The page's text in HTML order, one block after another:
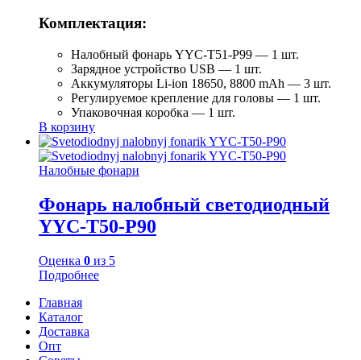
Комплектация:
Налобный фонарь YYC-T51-P99 — 1 шт.
Зарядное устройство USB — 1 шт.
Аккумуляторы Li-ion 18650, 8800 mAh — 3 шт.
Регулируемое крепление для головы — 1 шт.
Упаковочная коробка — 1 шт.
В корзину
Налобные фонари
Фонарь налобный светодиодный
YYC-Т50-P90
Оценка 0 из 5
Подробнее
Главная
Каталог
Доставка
Опт